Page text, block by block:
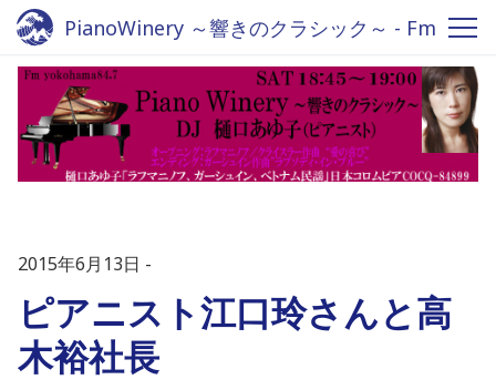
PianoWinery ～響きのクラシック～ - Fm
yokohama 84.7
2015年6月13日
ピアニスト江口玲さんと高
木裕社長